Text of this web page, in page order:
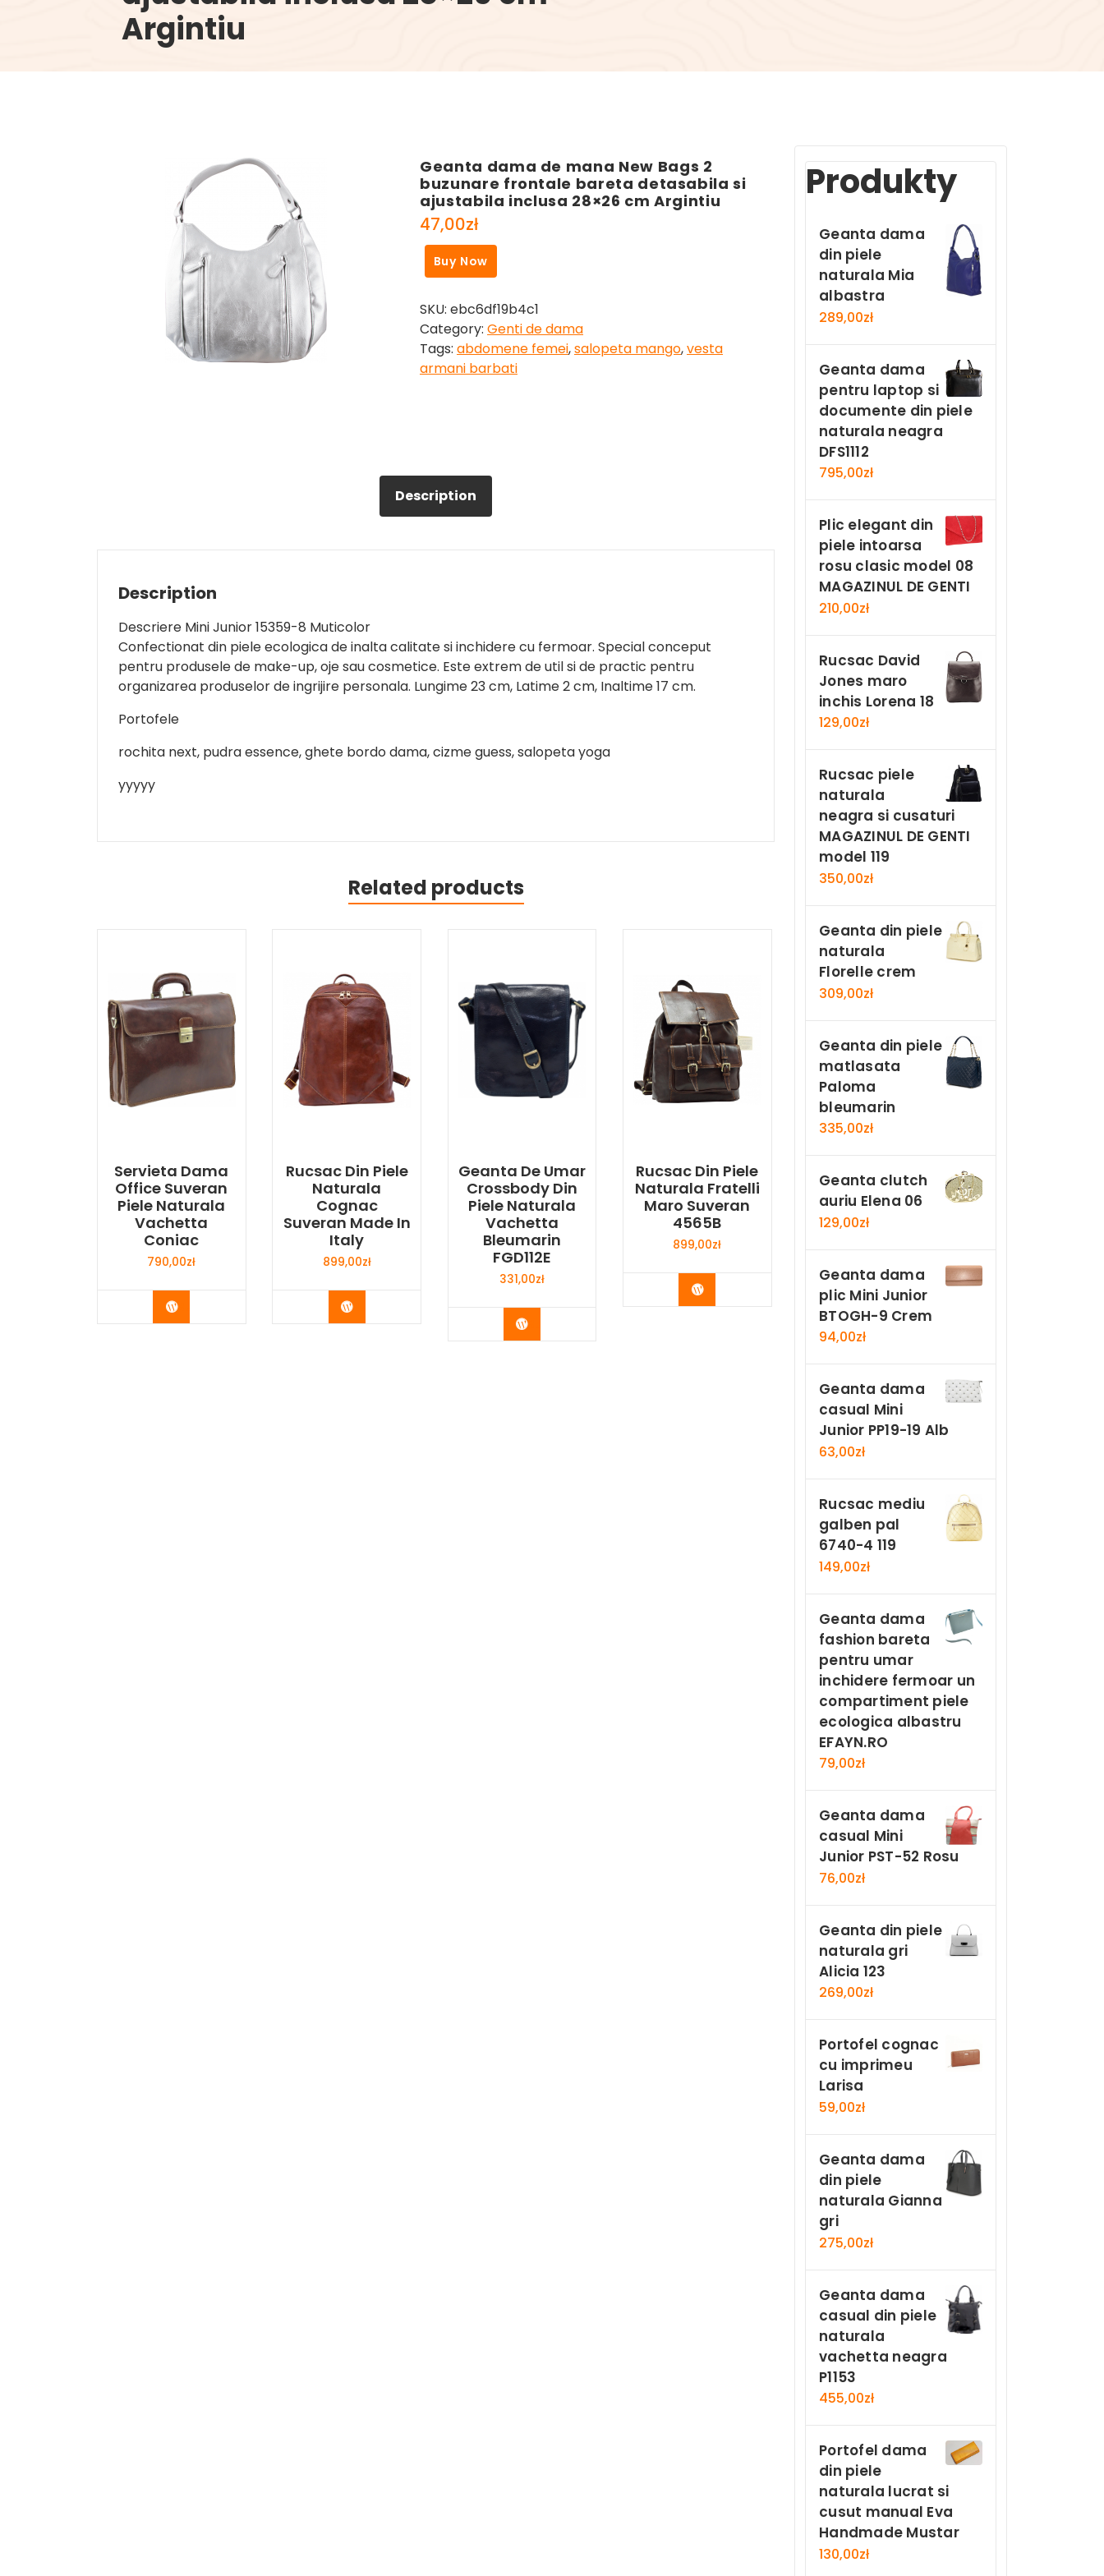
Argintiu
Geanta dama de mana New Bags 2
buzunare frontale bareta detasabila si
ajustabila inclusa 28×26 cm Argintiu
47,00zł
Buy Now
SKU: ebc6df19b4c1
Category: Genti de dama
Tags: abdomene femei,salopeta mango,vesta
armani barbati
Description
Description
Descriere Mini Junior 15359-8 Muticolor
Confectionat din piele ecologica de inalta calitate si inchidere cu fermoar. Special conceput
pentru produsele de make-up, oje sau cosmetice. Este extrem de util si de practic pentru
organizarea produselor de ingrijire personala. Lungime 23 cm, Latime 2 cm, Inaltime 17 cm.
Portofele
rochita next, pudra essence, ghete bordo dama, cizme guess, salopeta yoga
yyyyy
Related products
Servieta Dama
Office Suveran
Piele Naturala
Vachetta
Coniac
790,00zł
Buy Now
Rucsac Din Piele
Naturala
Cognac
Suveran Made In
Italy
899,00zł
Buy Now
Geanta De Umar
Crossbody Din
Piele Naturala
Vachetta
Bleumarin
FGD112E
331,00zł
Buy Now
Rucsac Din Piele
Naturala Fratelli
Maro Suveran
4565B
899,00zł
Buy Now
Produkty
Geanta dama
din piele
naturala Mia
albastra
289,00zł
Geanta dama
pentru laptop si
documente din piele
naturala neagra
DFS1112
795,00zł
Plic elegant din
piele intoarsa
rosu clasic model 08
MAGAZINUL DE GENTI
210,00zł
Rucsac David
Jones maro
inchis Lorena 18
129,00zł
Rucsac piele
naturala
neagra si cusaturi
MAGAZINUL DE GENTI
model 119
350,00zł
Geanta din piele
naturala
Florelle crem
309,00zł
Geanta din piele
matlasata
Paloma
bleumarin
335,00zł
Geanta clutch
auriu Elena 06
129,00zł
Geanta dama
plic Mini Junior
BTOGH-9 Crem
94,00zł
Geanta dama
casual Mini
Junior PP19-19 Alb
63,00zł
Rucsac mediu
galben pal
6740-4 119
149,00zł
Geanta dama
fashion bareta
pentru umar
inchidere fermoar un
compartiment piele
ecologica albastru
EFAYN.RO
79,00zł
Geanta dama
casual Mini
Junior PST-52 Rosu
76,00zł
Geanta din piele
naturala gri
Alicia 123
269,00zł
Portofel cognac
cu imprimeu
Larisa
59,00zł
Geanta dama
din piele
naturala Gianna
gri
275,00zł
Geanta dama
casual din piele
naturala
vachetta neagra
P1153
455,00zł
Portofel dama
din piele
naturala lucrat si
cusut manual Eva
Handmade Mustar
130,00zł